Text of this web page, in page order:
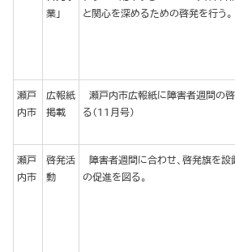
業」
と関心を深めるための啓発を行う。
瀬戸
内市
広報紙
掲載
瀬戸内市広報紙に障害者週間の
る（11月号）
瀬戸
内市
啓発活
動
障害者週間に合わせ、啓発旗を設
の促進を図る。